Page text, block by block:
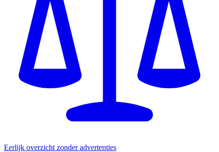
Eerlijk overzicht zonder advertenties